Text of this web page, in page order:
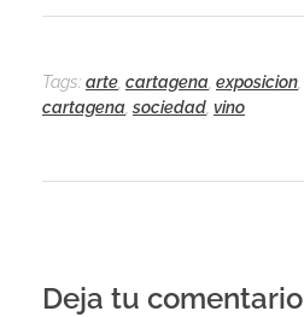
Tags: arte cartagena exposicion
cartagena sociedad vino
Deja tu comentario